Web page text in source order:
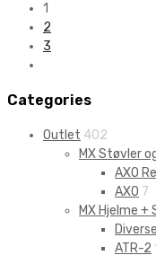
1
2
3
Categories
Outlet 402
MX Støvler
AXO
AXO 7
MX Hjelme +
Diverse
ATR-2